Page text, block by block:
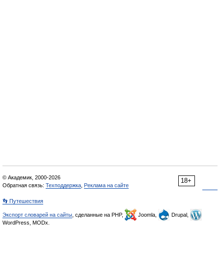
18+
© Академик, 2000-2026
Обратная связь: Техподдержка Реклама на сайте
👣 Путешествия
Экспорт словарей на сайты , сделанные на PHP, Joomla,
Drupal,
WordPress, MODx.